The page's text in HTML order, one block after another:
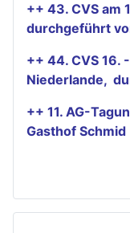
++ 43. CVS am
durchgeführt
++ 44. CVS 16.
Niederlande,
++ 11. AG-
Gasthof Schmid